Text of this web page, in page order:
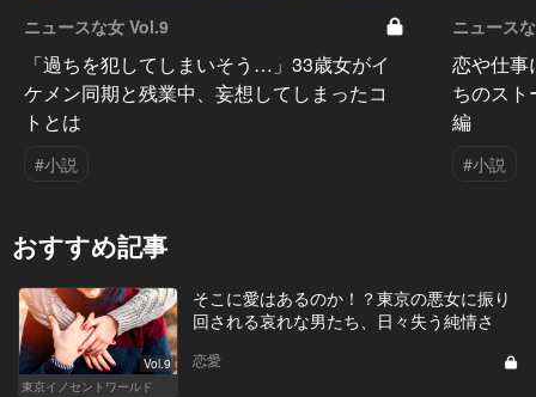
ニュースな女 Vol.9
「過ちを犯してしまいそう…」33歳女がイ
ケメン同期と残業中、妄想してしまったコ
トとは
#小説
ニュース
恋や仕事
ちのス
編
#小説
おすすめ記事
Vol.9
東京イノセントワールド
そこに愛はあるのか！？東京の悪女に振り
回される哀れな男たち、日々失う純情さ
恋愛